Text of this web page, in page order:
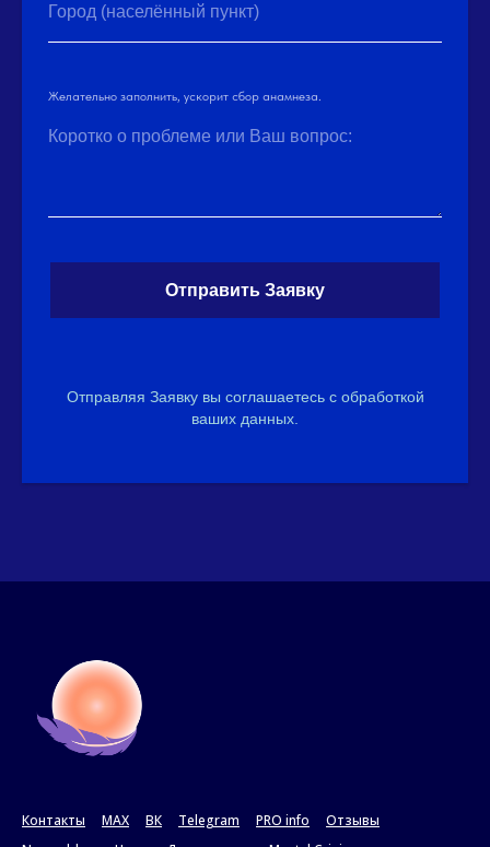
Город (населённый пункт)
Желательно заполнить, ускорит сбор анамнеза.
Коротко о проблеме или Ваш вопрос:
Отправить Заявку
Отправляя Заявку вы соглашаетесь с обработкой
ваших данных.
Контакты MAX ВК Telegram PRO info
Отзывы